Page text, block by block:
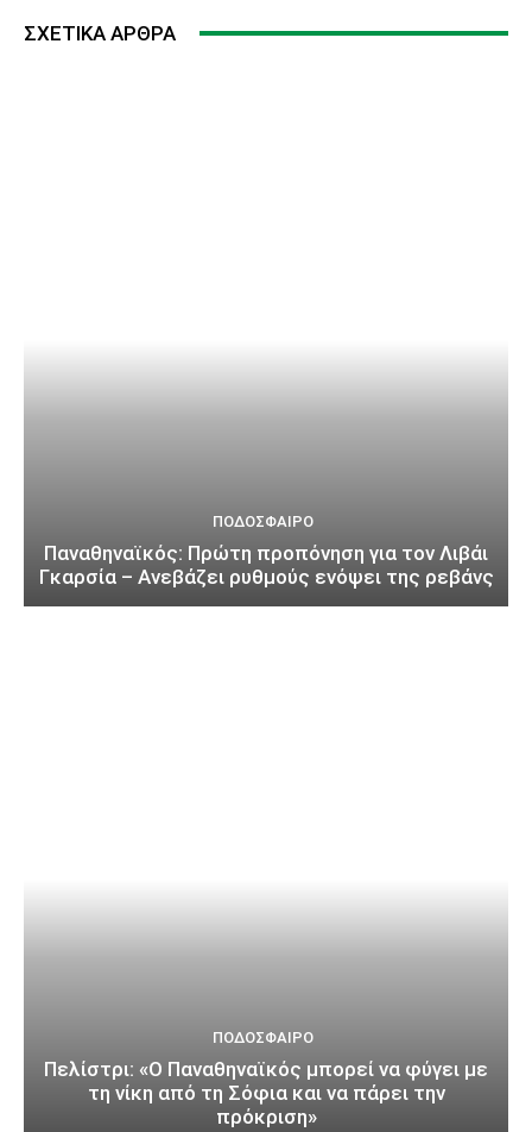
ΣΧΕΤΙΚΆ ΆΡΘΡΑ
ΠΟΔΌΣΦΑΙΡΟ
Παναθηναϊκός: Πρώτη προπόνηση για τον Λιβάι
Γκαρσία – Ανεβάζει ρυθμούς ενόψει της ρεβάνς
ΠΟΔΌΣΦΑΙΡΟ
Πελίστρι: «Ο Παναθηναϊκός μπορεί να φύγει με
τη νίκη από τη Σόφια και να πάρει την
πρόκριση»